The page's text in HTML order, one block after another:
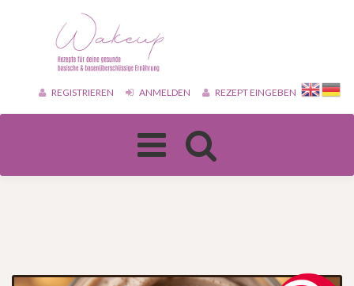
REGISTRIEREN ANMELDEN REZEPT EINGEBEN
Toggle
navigation